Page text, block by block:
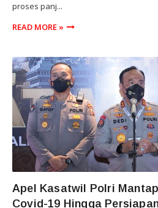
proses panj...
READ MORE »
Apel Kasatwil Polri
Covid-19 Hingga